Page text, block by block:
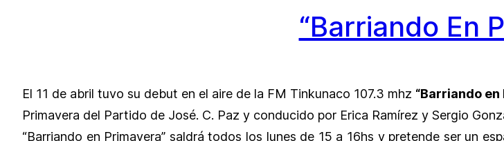
“Barriando En
El 11 de abril tuvo su debut en el aire de la FM Tinkunaco 107.3 mhz “Barriando en
Primavera del Partido de José. C. Paz y conducido por Erica Ramírez y Sergio
“Barriando en Primavera” saldrá todos los lunes de 15 a 16hs y pretende ser un